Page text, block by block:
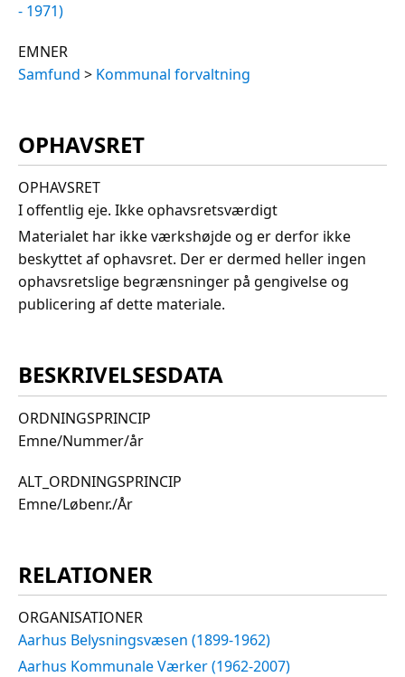
- 1971)
EMNER
Samfund > Kommunal forvaltning
OPHAVSRET
OPHAVSRET
I offentlig eje. Ikke ophavsretsværdigt
Materialet har ikke værkshøjde og er derfor ikke
beskyttet af ophavsret. Der er dermed heller ingen
ophavsretslige begrænsninger på gengivelse og
publicering af dette materiale.
BESKRIVELSESDATA
ORDNINGSPRINCIP
Emne/Nummer/år
ALT_ORDNINGSPRINCIP
Emne/Løbenr./År
RELATIONER
ORGANISATIONER
Aarhus Belysningsvæsen (1899-1962)
Aarhus Kommunale Værker (1962-2007)